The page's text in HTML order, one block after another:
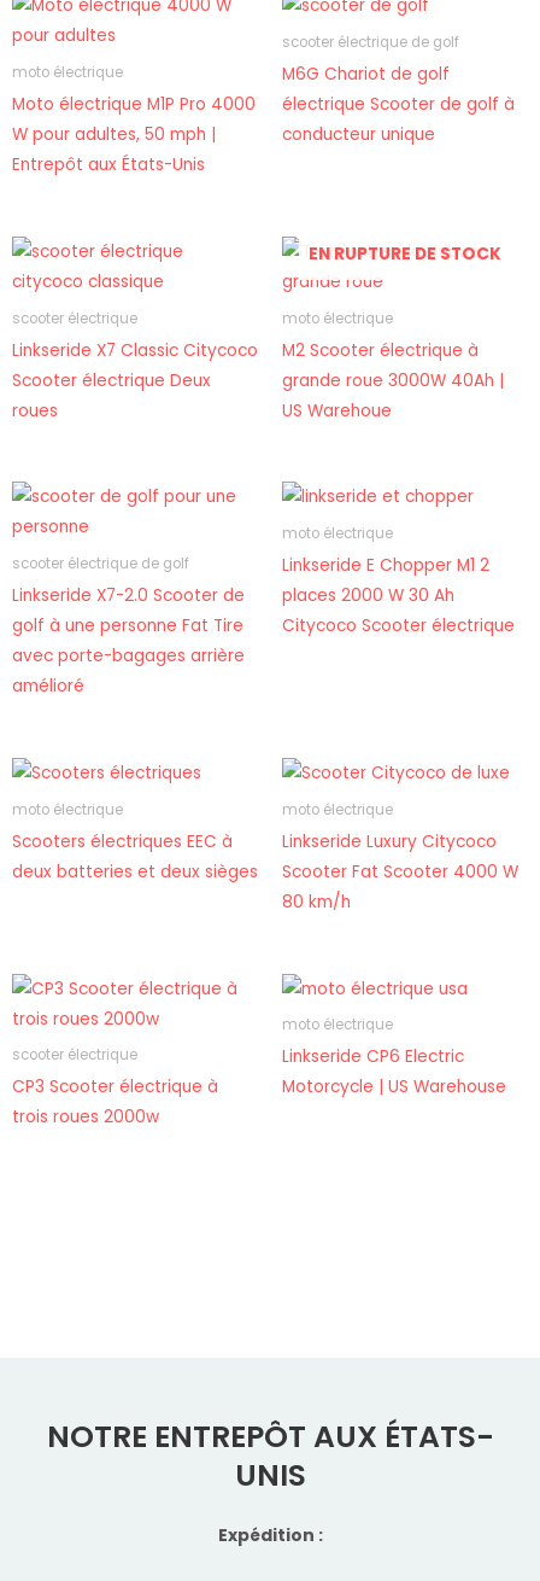
moto électrique
Moto électrique M1P Pro 4000
W pour adultes, 50 mph |
Entrepôt aux États-Unis
scooter électrique de golf
M6G Chariot de golf
électrique Scooter de golf à
conducteur unique
scooter électrique
Linkseride X7 Classic Citycoco
Scooter électrique Deux
roues
EN RUPTURE DE STOCK
moto électrique
M2 Scooter électrique à
grande roue 3000W 40Ah |
US Warehoue
scooter électrique de golf
Linkseride X7-2.0 Scooter de
golf à une personne Fat Tire
avec porte-bagages arrière
amélioré
moto électrique
Linkseride E Chopper M1 2
places 2000 W 30 Ah
Citycoco Scooter électrique
moto électrique
Scooters électriques EEC à
deux batteries et deux sièges
moto électrique
Linkseride Luxury Citycoco
Scooter Fat Scooter 4000 W
80 km/h
scooter électrique
CP3 Scooter électrique à
trois roues 2000w
moto électrique
Linkseride CP6 Electric
Motorcycle | US Warehouse
NOTRE ENTREPÔT AUX ÉTATS-
UNIS
Expédition :